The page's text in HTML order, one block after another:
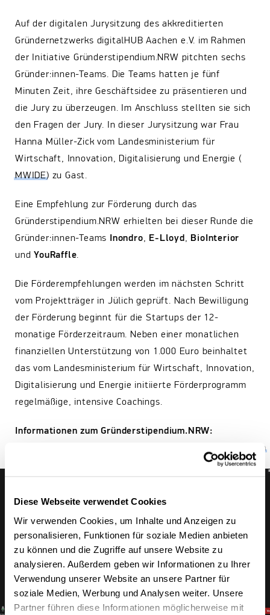
Diese Webseite verwendet Cookies
Wir verwenden Cookies, um Inhalte und Anzeigen zu
personalisieren, Funktionen für soziale Medien anbieten
zu können und die Zugriffe auf unsere Website zu
analysieren. Außerdem geben wir Informationen zu Ihrer
Verwendung unserer Website an unsere Partner für
soziale Medien, Werbung und Analysen weiter. Unsere
Partner führen diese Informationen möglicherweise mit
Auf der digitalen Jurysitzung des akkreditierten
Gründernetzwerks digitalHUB Aachen e.V. im Rahmen
der Initiative Gründerstipendium.NRW pitchten sechs
Gründer:innen-Teams. Die Teams hatten je fünf
Minuten Zeit, ihre Geschäftsidee zu präsentieren und
die Jury zu überzeugen. Im Anschluss stellten sie sich
den Fragen der Jury. In dieser Jurysitzung war Frau
Hanna Müller-Zick vom Landesministerium für
Wirtschaft, Innovation, Digitalisierung und Energie (
MWIDE) zu Gast.
Eine Empfehlung zur Förderung durch das
Gründerstipendium.NRW erhielten bei dieser Runde die
Gründer:innen-Teams
Inondro, E-Lloyd , BioInterior
undYouRaffle.
Die Förderempfehlungen werden im nächsten Schritt
vom Projektträger in Jülich geprüft. Nach Bewilligung
der Förderung beginnt für die Startups der 12-
monatige Förderzeitraum. Neben einer monatlichen
finanziellen Unterstützung von 1.000 Euro beinhaltet
das vom Landesministerium für Wirtschaft, Innovation,
Digitalisierung und Energie initiierte Förderprogramm
regelmäßige, intensive Coachings.
Informationen zum Gründerstipendium.NRW:
https://www.gruenderstipendium.nrw/gruenderstipendium